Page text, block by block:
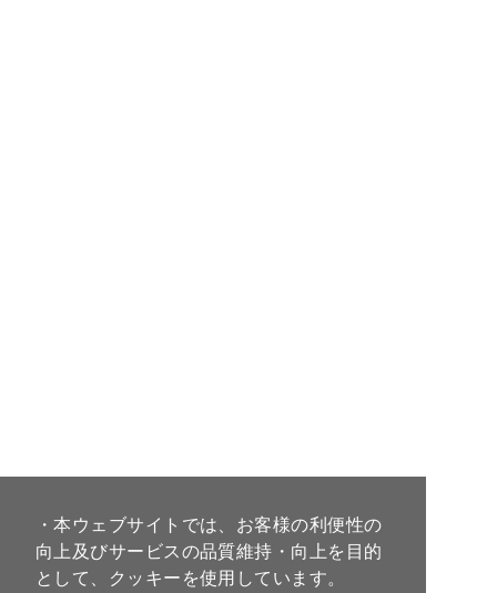
・本ウェブサイトでは、お客様の利便性の
向上及びサービスの品質維持・向上を目的
として、クッキーを使用しています。